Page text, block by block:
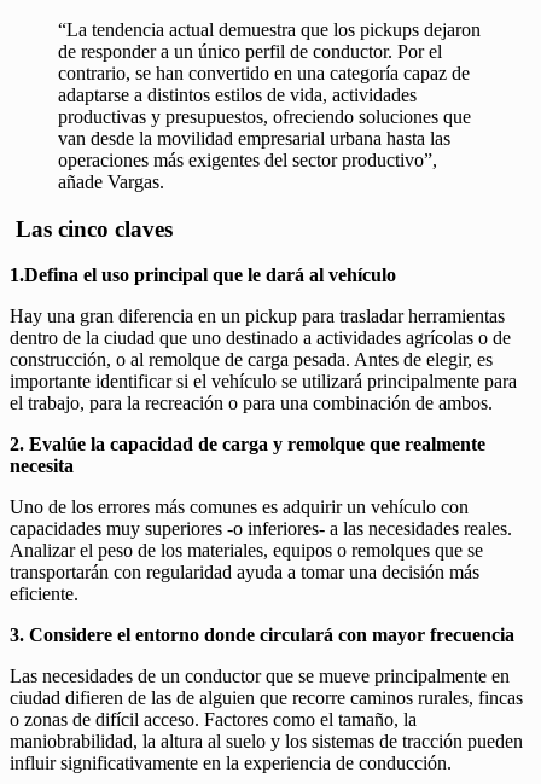
“La tendencia actual demuestra que los pickups dejaron
de responder a un único perfil de conductor. Por el
contrario, se han convertido en una categoría capaz de
adaptarse a distintos estilos de vida, actividades
productivas y presupuestos, ofreciendo soluciones que
van desde la movilidad empresarial urbana hasta las
operaciones más exigentes del sector productivo”,
añade Vargas.
Las cinco claves
1.Defina el uso principal que le dará al vehículo
Hay una gran diferencia en un pickup para trasladar herramientas
dentro de la ciudad que uno destinado a actividades agrícolas o de
construcción, o al remolque de carga pesada. Antes de elegir, es
importante identificar si el vehículo se utilizará principalmente para
el trabajo, para la recreación o para una combinación de ambos.
2. Evalúe la capacidad de carga y remolque que realmente
necesita
Uno de los errores más comunes es adquirir un vehículo con
capacidades muy superiores -o inferiores- a las necesidades reales.
Analizar el peso de los materiales, equipos o remolques que se
transportarán con regularidad ayuda a tomar una decisión más
eficiente.
3. Considere el entorno donde circulará con mayor frecuencia
Las necesidades de un conductor que se mueve principalmente en
ciudad difieren de las de alguien que recorre caminos rurales, fincas
o zonas de difícil acceso. Factores como el tamaño, la
maniobrabilidad, la altura al suelo y los sistemas de tracción pueden
influir significativamente en la experiencia de conducción.